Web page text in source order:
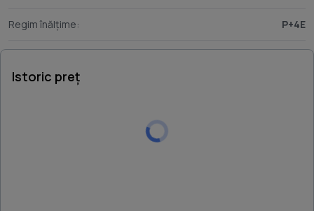
Regim înălțime: P+4E
Istoric preț